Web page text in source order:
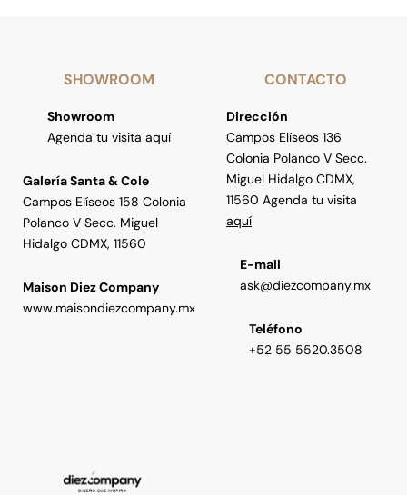
SHOWROOM
Showroom
Agenda tu visita aquí
Galería Santa & Cole
Campos Elíseos 158 Colonia
Polanco V Secc. Miguel
Hidalgo CDMX, 11560
Maison Diez Company
www.maisondiezcompany.mx
CONTACTO
Dirección
Campos Elíseos 136
Colonia Polanco V Secc.
Miguel Hidalgo CDMX,
11560 Agenda tu visita
aquí
E-mail
ask@diezcompany.mx
Teléfono
+52 55 5520.3508